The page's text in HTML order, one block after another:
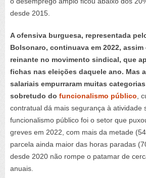
desde 2015.
A ofensiva burguesa, representada
Bolsonaro, continuava em 2022,
reinante no movimento sindical, que
fichas nas eleições daquele ano. Mas
salariais empurraram muitas
sobretudo do funcionalismo público,
contratual dá mais segurança à atividade
funcionalismo público foi o setor que
greves em 2022, com mais da metade
parcela ainda maior das horas paradas
desde 2020 não rompe o patamar de
anuais.